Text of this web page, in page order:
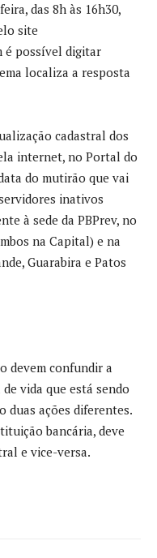
das 8h às 16h30,
site
é possível digitar
localiza a resposta
cadastral dos
internet, no Portal do
do mutirão que vai
inativos
à sede da PBPrev, no
na Capital) e na
Guarabira e Patos
devem confundir a
vida que está sendo
duas ações diferentes.
bancária, deve
e vice-versa.